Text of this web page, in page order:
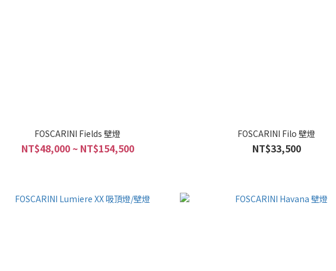
FOSCARINI Fields 壁燈
NT$48,000 ~ NT$154,500
FOSCARINI Filo 壁燈
NT$33,500